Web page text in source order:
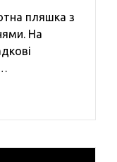
пляшка з
На